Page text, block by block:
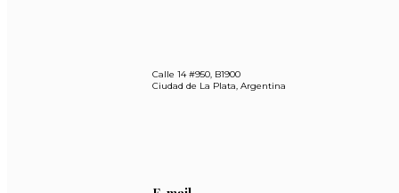
Calle 14 #950, B1900
Ciudad de La Plata, Argentina